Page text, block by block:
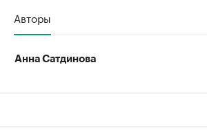
Авторы
Анна Сатдинова